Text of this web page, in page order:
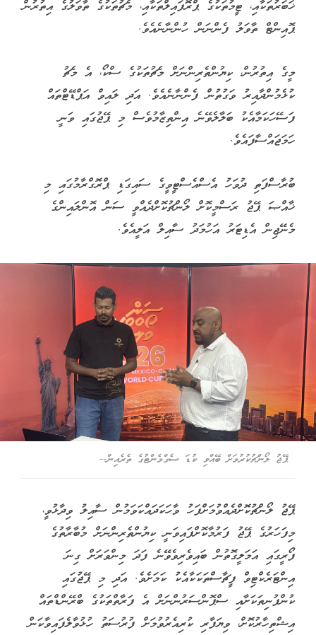
ޚަބަރުތަކާއި، ޓީމުތަކުގެ ޕްރޮފައިލްތަކާއި، މެޗުތަކުގެ ތާވަލުގެ އިތުރުން
ޕޮއިންޓް ތާވަލު ފެންނަން ހުންނާނެއެވެ.
މީގެ އިތުރުން، ކިޔުންތެރިންނަށް މެޗުތަކުގެ ސްކޯ، އެ މެޗު
ކުޅެމުންދާއިރު ވަގުތުން ފެންނާނެއެވެ. އަދި ލައިވް އަޕްޑޭޓްތައް
ފަސޭހަކަމާއެކު ބަލާލެވޭނެ އިންތިޒާމުވެސް މި ޕޭޖުގައި ވަނީ
ހަމަޖައްސާފައެވެ.
ބުރާސްފަތި ދުވަހު އެސްއެސްޓީވީގެ ސައިގަޑި ޕްރޮގްރާމުގައި މި
ޚާއްޞަ ޕޭޖު ރަސްމީކޮށް ލޯންޗުކޮށްދެއްވީ ސަން އޮންލައިންގެ
މެނޭޖިން އެޑިޓަރު އަހުމަދު ސާއިލް އަލީއެވެ.
ޕޭޖު ލޯންޗުކުރުމަށް ބޭއްވި ކުޑަ ސެގްމެންޓުގެ ތެރެއިން--
ޕޭޖު ލޯންޗުކޮށްދެއްވުމަށްފަހު ވާހަކަދައްކަވަމުން ސާއިލު ވިދާޅުވީ،
މިފަހަރުގެ ޕޭޖު ފަރުމާކޮށްފައިވަނީ ކިޔުންތެރިންނަށް މުބާރާތުގެ
ފޯރީގައި އަމަލީގޮތުން ބައިވެރިވެވޭނެ ފަދަ މިންވަރަށް ގިނަ
އިންޓަރެކްޓިވް ފީޗާސްތަކަކާއެކު ކަމަށެވެ. އަދި މި ޕޭޖުގައި
ކުންފުނިތަކަށާއި ސްޕޮންސަރުންނަށް އެ ފަރާތްތަކުގެ ބްރޭންޑްތައް
އިޝްތިހާރުކޮށް، ވިޔަފާރި ކުރިއެރުވުމަށް ފުރުސަތު ހުޅުވާލެފައިވާކަން